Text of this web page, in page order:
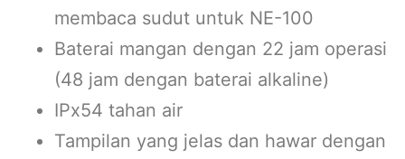
membaca sudut untuk NE-100
Baterai mangan dengan 22 jam operasi
(48 jam dengan baterai alkaline)
IPx54 tahan air
Tampilan yang jelas dan hawar dengan